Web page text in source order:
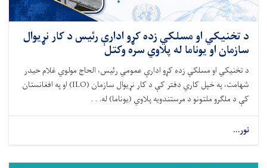
د تخنیکي او مسلکي زده کړو ادارې رئیس د کار نړیوال
سازمان او یوناما له پلاوي سره وکتل
د تخنیکي او مسلکي زده کړو ادارې عمومي رئیس، الحاج مولوي غلام حیدر
شهامت، په خپل کاري دفتر کې د کار نړیوال سازمان (ILO) او په افغانستان
کې د ملګرو ملتونو د مرستندویه پلاوي (یوناما) له. . .
نور...